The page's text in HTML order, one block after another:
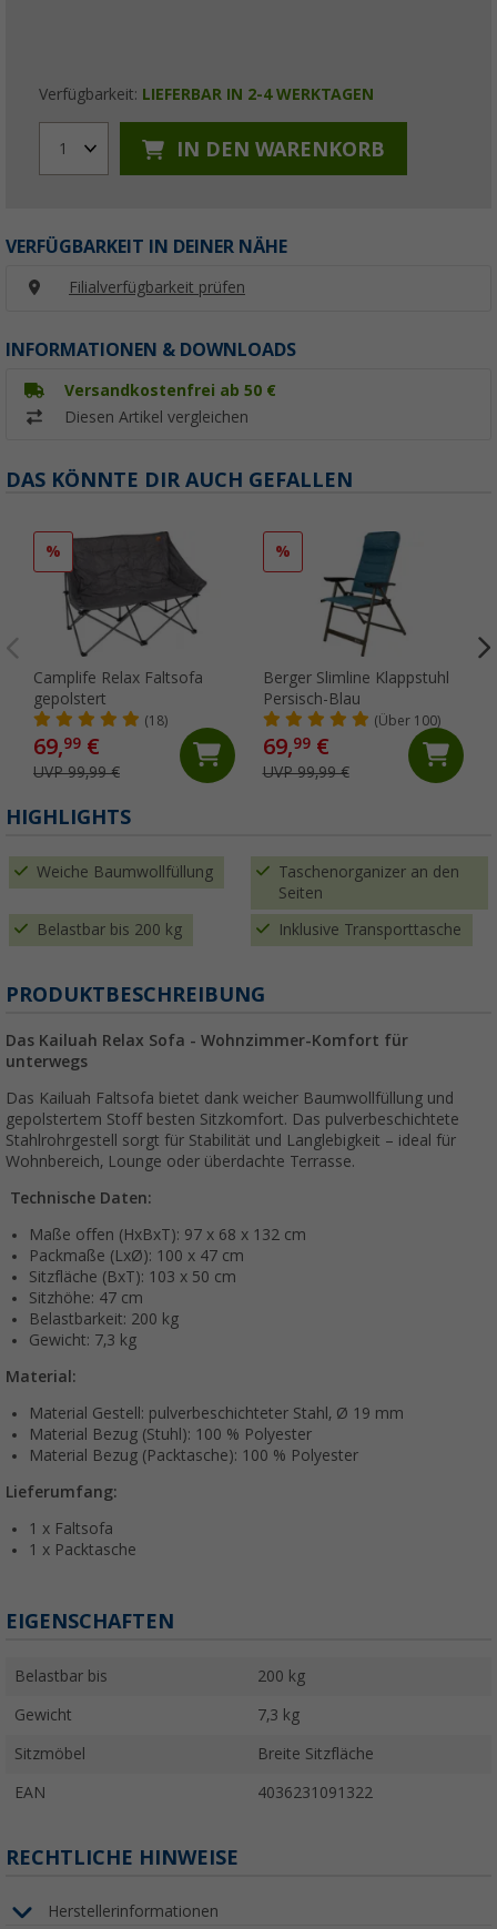
Verfügbarkeit: LIEFERBAR IN 2-4 WERKTAGEN
1 IN DEN WARENKORB
VERFÜGBARKEIT IN DEINER NÄHE
Filialverfügbarkeit prüfen
INFORMATIONEN & DOWNLOADS
Versandkostenfrei ab 50 €
Diesen Artikel vergleichen
DAS KÖNNTE DIR AUCH GEFALLEN
%
Camplife Relax Faltsofa
gepolstert
(18)
69,99 €
UVP 99,99 €
%
Berger Slimline Klappstuhl
Persisch-Blau
(Über 100)
69,99€
UVP 99,99 €
HIGHLIGHTS
Weiche Baumwollfüllung
Taschenorganizer an den
Seiten
Belastbar bis 200 kg Inklusive Transporttasche
PRODUKTBESCHREIBUNG
Das Kailuah Relax Sofa - Wohnzimmer-Komfort für
unterwegs
Das Kailuah Faltsofa bietet dank weicher Baumwollfüllung und
gepolstertem Stoff besten Sitzkomfort. Das pulverbeschichtete
Stahlrohrgestell sorgt für Stabilität und Langlebigkeit – ideal für
Wohnbereich, Lounge oder überdachte Terrasse.
Technische Daten:
Maße offen (HxBxT): 97 x 68 x 132 cm
Packmaße (LxØ): 100 x 47 cm
Sitzfläche (BxT): 103 x 50 cm
Sitzhöhe: 47 cm
Belastbarkeit: 200 kg
Gewicht: 7,3 kg
Material:
Material Gestell: pulverbeschichteter Stahl, Ø 19 mm
Material Bezug (Stuhl): 100 % Polyester
Material Bezug (Packtasche): 100 % Polyester
Lieferumfang:
1 x Faltsofa
1 x Packtasche
EIGENSCHAFTEN
Belastbar bis 200 kg
Gewicht 7,3 kg
Sitzmöbel Breite Sitzfläche
EAN 4036231091322
RECHTLICHE HINWEISE
Herstellerinformationen